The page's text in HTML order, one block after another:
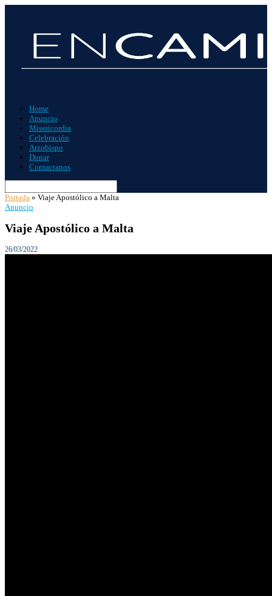
Home
Anuncio
Misericordia
Celebración
Arzobispo
Donar
Contactanos
Portada » Viaje Apostólico a Malta
Anuncio
Viaje Apostólico a Malta
26/03/2022